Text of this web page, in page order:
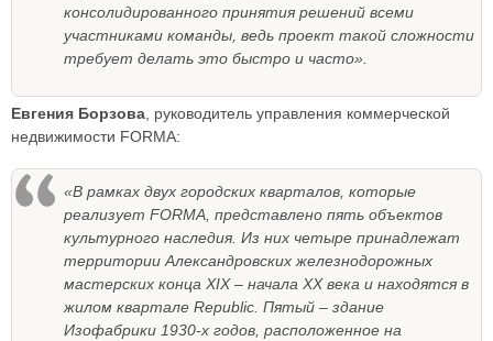
консолидированного принятия решений всеми
участниками команды, ведь проект такой сложности
требует делать это быстро и часто».
Евгения Борзова, руководитель управления коммерческой
недвижимости FORMA:
«В рамках двух городских кварталов, которые
реализует FORMA, представлено пять объектов
культурного наследия. Из них четыре принадлежат
территории Александровских железнодорожных
мастерских конца XIX – начала XX века и находятся в
жилом квартале Republic. Пятый – здание
Изофабрики 1930-х годов, расположенное на